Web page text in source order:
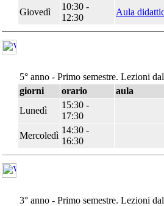
Giovedì
10:30 -
12:30
Aula
5° anno - Primo semestre. Lezioni
giorni
orario
aula
Lunedì
15:30 -
17:30
Mercoledì
14:30 -
16:30
3° anno - Primo semestre. Lezioni